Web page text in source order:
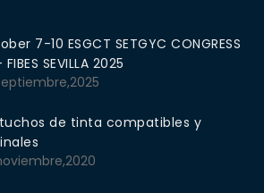
7-10 ESGCT SETGYC CONGRESS
SEVILLA 2025
de tinta compatibles y